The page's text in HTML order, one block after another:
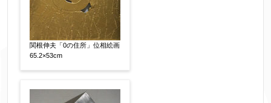
関根伸夫「0の住所」位相絵画
65.2×53cm